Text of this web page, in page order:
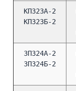
КП323А-2
КП323Б-2
3П324А-2
3П324Б-2